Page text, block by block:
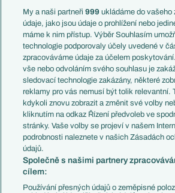
Témata
Představení týmů MS
EuroSkauting
PL v kostce
Evropské koeficienty
Přestupy
Přestupové spekulace
Zranění
Kluby
Arsenal FC
Chelsea FC
Manchester United
AC Milán
Juventus FC
Francie
Itálie
Německo
Španělsko
Argentina
Brazílie
Přestupy
Zápasy
Livescore
Tipovací
My a naši partneři999 ukládáme do vašeho
údaje, jako jsou údaje o prohlížení nebo
máme k nim přístup. Výběr Souhlasím
technologie podporovaly účely uvedené v
zpracováváme údaje za účelem
vše nebo odvoláním svého souhlasu je
sledovací technologie zakázány, některé
reklamy pro vás nemusí být tolik relevantní.
kdykoli znovu zobrazit a změnit své volby
kliknutím na odkaz Řízení předvoleb ve
stránky. Vaše volby se projeví v našem
podrobnosti naleznete v našich Zásadách
údajů.
Společně s našimi partnery
cílem:
Používání přesných údajů o zeměpisné